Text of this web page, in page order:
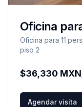
Oficina
Oficina para 11
piso 2
$36,330
Agendar visita